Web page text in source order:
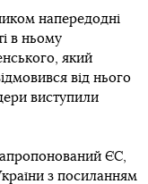
напередодні
в ньому
який
від нього
виступили
ЄС,
з посиланням